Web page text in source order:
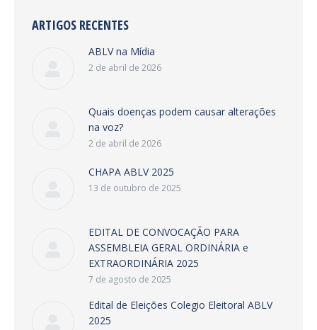
ARTIGOS RECENTES
ABLV na Mídia
2 de abril de 2026
Quais doenças podem causar alterações
na voz?
2 de abril de 2026
CHAPA ABLV 2025
13 de outubro de 2025
EDITAL DE CONVOCAÇÃO PARA
ASSEMBLEIA GERAL ORDINÁRIA e
EXTRAORDINÁRIA 2025
7 de agosto de 2025
Edital de Eleições Colegio Eleitoral ABLV
2025